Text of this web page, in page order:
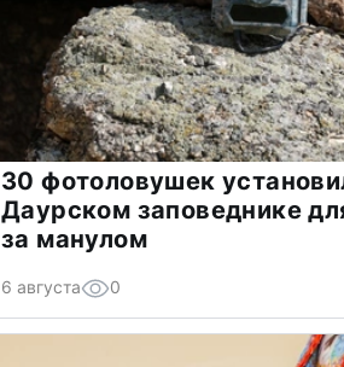
30 фотоловушек
Даурском заповеднике
за манулом
6 августа 0